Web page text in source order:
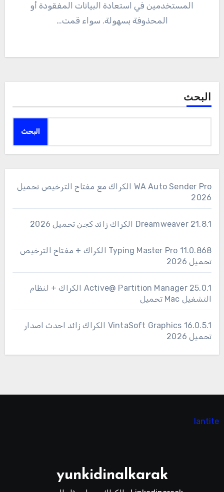
المستخدمين في استعادة البيانات المفقودة أو
المحذوفة بسهولة. سواء قمت…
البحث
البحث
WA Auto Sender Pro الكراك مع مفتاح الترخيص تحميل
2026
Dreamweaver 21.8.1 الكراك زائد كجن تحميل 2026
11.0.868 Typing Master Pro الكراك + مفتاح الترخيص
تحميل 2026
25.0.1 Active@ Partition Manager الكراك + لنظام
التشغيل Mac تحميل
16.0.5.1 VintaSoft Graphics الكراك زائد احدث اصدار
تحميل 2026
lantite
yunkidinalkarak